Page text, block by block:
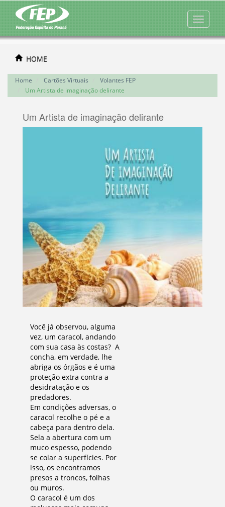
HOME
Home Cartões Virtuais
Volantes FEP
Um Artista de imaginação delirante
Um Artista de imaginação delirante
Você já observou, alguma
vez, um caracol, andando
com sua casa às costas? A
concha, em verdade, lhe
abriga os órgãos e é uma
proteção extra contra a
desidratação e os
predadores.
Em condições adversas, o
caracol recolhe o pé e a
cabeça para dentro dela.
Sela a abertura com um
muco espesso, podendo
se colar a superfícies. Por
isso, os encontramos
presos a troncos, folhas
ou muros.
O caracol é um dos